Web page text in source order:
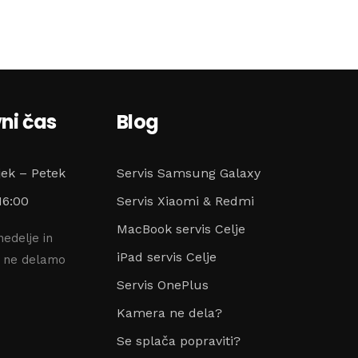
čas
– Petek
in
delamo
Blog
Servis Samsung Galaxy
Servis Xiaomi & Redmi
MacBook servis Celje
iPad servis Celje
Servis OnePlus
Kamera ne dela?
Se splača popraviti?